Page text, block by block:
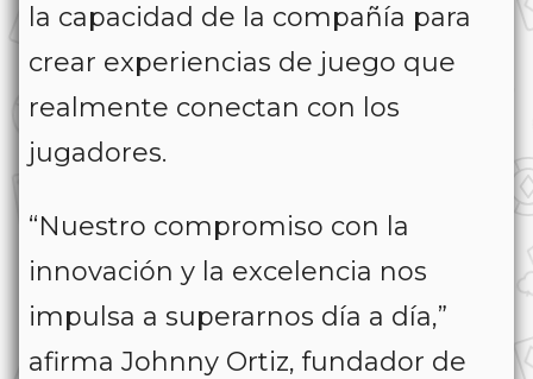
la capacidad de la compañía para
crear experiencias de juego que
realmente conectan con los
jugadores.
“Nuestro compromiso con la
innovación y la excelencia nos
impulsa a superarnos día a día,”
afirma Johnny Ortiz, fundador de